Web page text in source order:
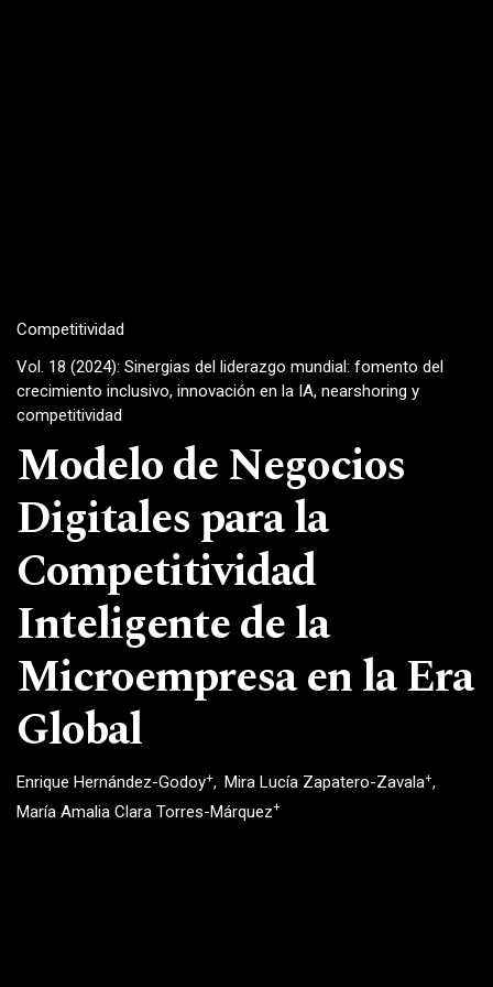
Competitividad
Vol. 18 (2024): Sinergias del liderazgo mundial: fomento del
crecimiento inclusivo, innovación en la IA, nearshoring y
competitividad
Modelo de Negocios
Digitales para la
Competitividad
Inteligente de la
Microempresa en la Era
Global
Enrique Hernández-Godoy+ Mira Lucía Zapatero-Zavala+
María Amalia Clara Torres-Márquez+